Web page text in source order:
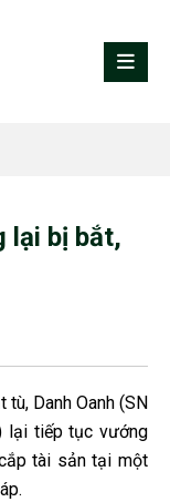
lại bị bắt,
Danh Oanh (SN
lại tiếp tục vướng
tài sản tại một